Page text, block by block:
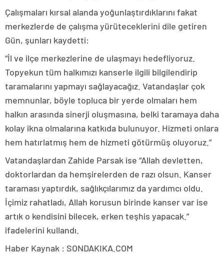
Çalışmaları kırsal alanda yoğunlaştırdıklarını fakat
merkezlerde de çalışma yürüteceklerini dile getiren
Gün, şunları kaydetti:
“İl ve ilçe merkezlerine de ulaşmayı hedefliyoruz.
Topyekun tüm halkımızı kanserle ilgili bilgilendirip
taramalarını yapmayı sağlayacağız. Vatandaşlar çok
memnunlar, böyle topluca bir yerde olmaları hem
halkın arasında sinerji oluşmasına, belki taramaya daha
kolay ikna olmalarına katkıda bulunuyor. Hizmeti onlara
hem hatırlatmış hem de hizmeti götürmüş oluyoruz.”
Vatandaşlardan Zahide Parsak ise “Allah devletten,
doktorlardan da hemşirelerden de razı olsun. Kanser
taraması yaptırdık, sağlıkçılarımız da yardımcı oldu.
İçimiz rahatladı, Allah korusun birinde kanser var ise
artık o kendisini bilecek, erken teşhis yapacak.”
ifadelerini kullandı.
Haber Kaynak : SONDAKIKA.COM